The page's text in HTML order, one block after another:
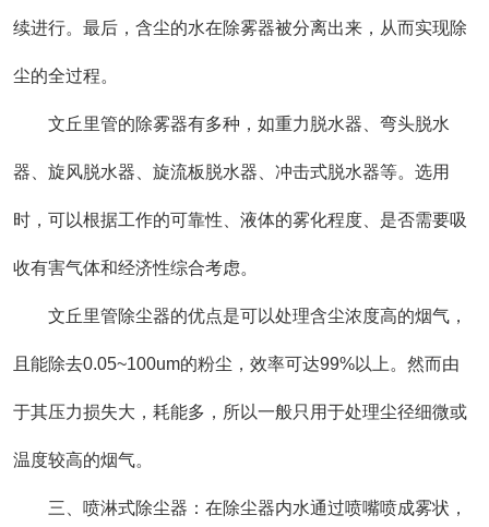
续进行。最后，含尘的水在除雾器被分离出来，从而实现除
尘的全过程。
文丘里管的除雾器有多种，如重力脱水器、弯头脱水
器、旋风脱水器、旋流板脱水器、冲击式脱水器等。选用
时，可以根据工作的可靠性、液体的雾化程度、是否需要吸
收有害气体和经济性综合考虑。
文丘里管除尘器的优点是可以处理含尘浓度高的烟气，
且能除去0.05~100um的粉尘，效率可达99%以上。然而由
于其压力损失大，耗能多，所以一般只用于处理尘径细微或
温度较高的烟气。
三、喷淋式除尘器：在除尘器内水通过喷嘴喷成雾状，